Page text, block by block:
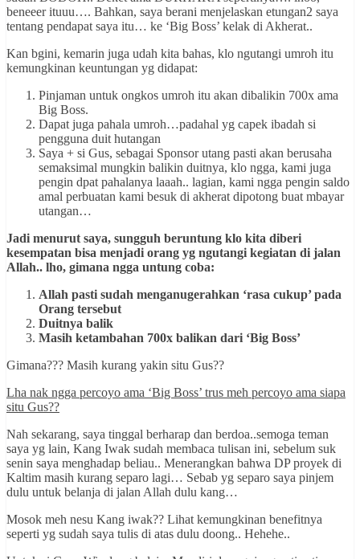
beneeer ituuu…. Bahkan, saya berani menjelaskan etungan2 saya
tentang pendapat saya itu… ke ‘Big Boss’ kelak di Akherat..
Kan bgini, kemarin juga udah kita bahas, klo ngutangi umroh itu
kemungkinan keuntungan yg didapat:
Pinjaman untuk ongkos umroh itu akan dibalikin 700x ama
Big Boss.
Dapat juga pahala umroh…padahal yg capek ibadah si
pengguna duit hutangan
Saya + si Gus, sebagai Sponsor utang pasti akan berusaha
semaksimal mungkin balikin duitnya, klo ngga, kami juga
pengin dpat pahalanya laaah.. lagian, kami ngga pengin saldo
amal perbuatan kami besuk di akherat dipotong buat mbayar
utangan…
Jadi menurut saya, sungguh beruntung klo kita diberi
kesempatan bisa menjadi orang yg ngutangi kegiatan di jalan
Allah.. lho, gimana ngga untung coba:
Allah pasti sudah menganugerahkan ‘rasa cukup’ pada
Orang tersebut
Duitnya balik
Masih ketambahan 700x balikan dari ‘Big Boss’
Gimana??? Masih kurang yakin situ Gus??
Lha nak ngga percoyo ama ‘Big Boss’ trus meh percoyo ama siapa
situ Gus??
Nah sekarang, saya tinggal berharap dan berdoa..semoga teman
saya yg lain, Kang Iwak sudah membaca tulisan ini, sebelum suk
senin saya menghadap beliau.. Menerangkan bahwa DP proyek di
Kaltim masih kurang separo lagi… Sebab yg separo saya pinjem
dulu untuk belanja di jalan Allah dulu kang…
Mosok meh nesu Kang iwak?? Lihat kemungkinan benefitnya
seperti yg sudah saya tulis di atas dulu doong.. Hehehe..